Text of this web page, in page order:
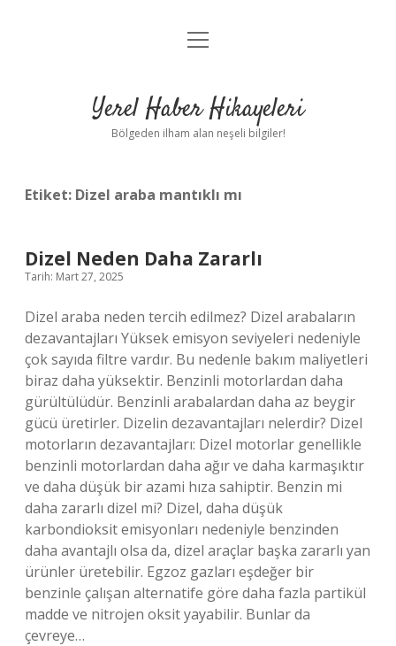
Anasayfa
Yasal Uyarı
menüyü
Yerel Haber Hikayeleri
Bölgeden ilham alan neşeli bilgiler!
Etiket: Dizel araba mantıklı mı
Dizel Neden Daha Zararlı
Tarih: Mart 27, 2025
Dizel araba neden tercih edilmez? Dizel arabaların
dezavantajları Yüksek emisyon seviyeleri nedeniyle
çok sayıda filtre vardır. Bu nedenle bakım maliyetleri
biraz daha yüksektir. Benzinli motorlardan daha
gürültülüdür. Benzinli arabalardan daha az beygir
gücü üretirler. Dizelin dezavantajları nelerdir? Dizel
motorların dezavantajları: Dizel motorlar genellikle
benzinli motorlardan daha ağır ve daha karmaşıktır
ve daha düşük bir azami hıza sahiptir. Benzin mi
daha zararlı dizel mi? Dizel, daha düşük
karbondioksit emisyonları nedeniyle benzinden
daha avantajlı olsa da, dizel araçlar başka zararlı yan
ürünler üretebilir. Egzoz gazları eşdeğer bir
benzinle çalışan alternatife göre daha fazla partikül
madde ve nitrojen oksit yayabilir. Bunlar da
çevreye…